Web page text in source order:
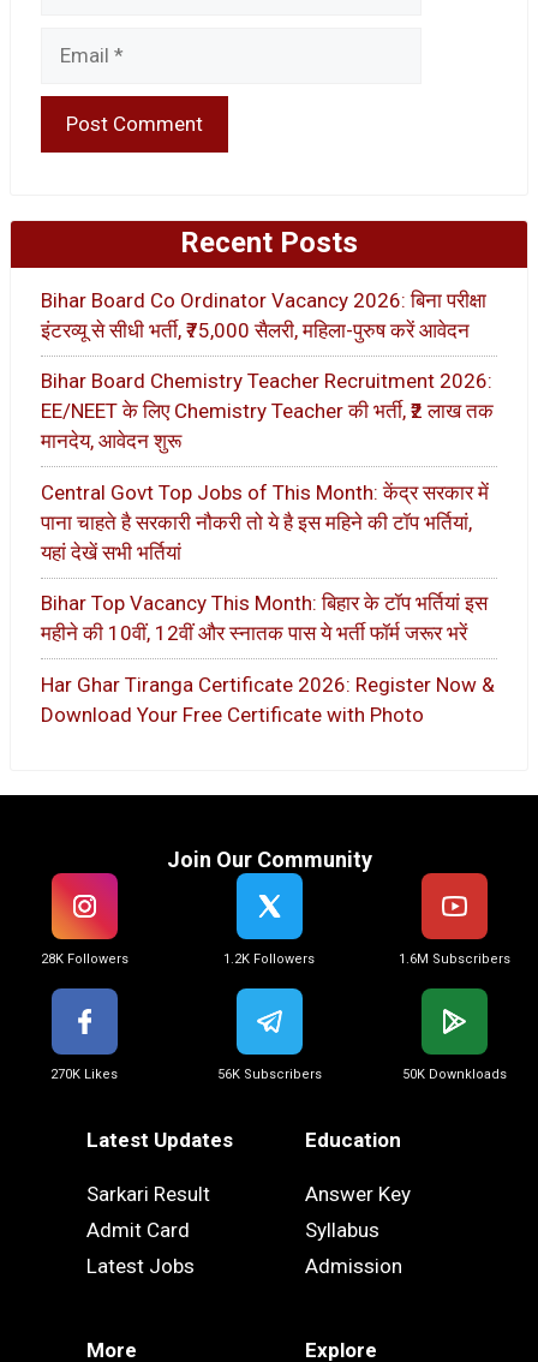
Recent Posts
Bihar Board Co Ordinator Vacancy 2026: बिना परीक्षा
इंटरव्यू से सीधी भर्ती, ₹75,000 सैलरी, महिला-पुरुष करें आवेदन
Bihar Board Chemistry Teacher Recruitment 2026:
EE/NEET के लिए Chemistry Teacher की भर्ती, ₹2 लाख तक
मानदेय, आवेदन शुरू
Central Govt Top Jobs of This Month: केंद्र सरकार में
पाना चाहते है सरकारी नौकरी तो ये है इस महिने की टॉप भर्तियां,
यहां देखें सभी भर्तियां
Bihar Top Vacancy This Month: बिहार के टॉप भर्तियां इस
महीने की 10वीं, 12वीं और स्नातक पास ये भर्ती फॉर्म जरूर भरें
Har Ghar Tiranga Certificate 2026: Register Now &
Download Your Free Certificate with Photo
Join Our Community
28K Followers 1.2K Followers 1.6M Subscribers
270K Likes 56K Subscribers 50K Downkloads
Latest Updates
Sarkari Result
Admit Card
Latest Jobs
Education
Answer Key
Syllabus
Admission
More Explore